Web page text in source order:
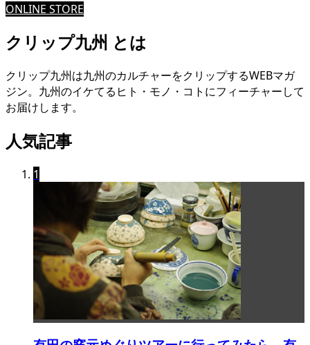
ONLINE STORE
クリップ九州 とは
クリップ九州は九州のカルチャーをクリップするWEBマガ
ジン。九州のイケてるヒト・モノ・コトにフィーチャーして
お届けします。
人気記事
1